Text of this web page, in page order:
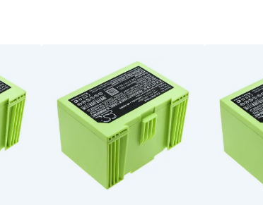
iRobot 7550
iRobot Roomba e5
iRobot Roomba e5152
iRobot Roomba e515840